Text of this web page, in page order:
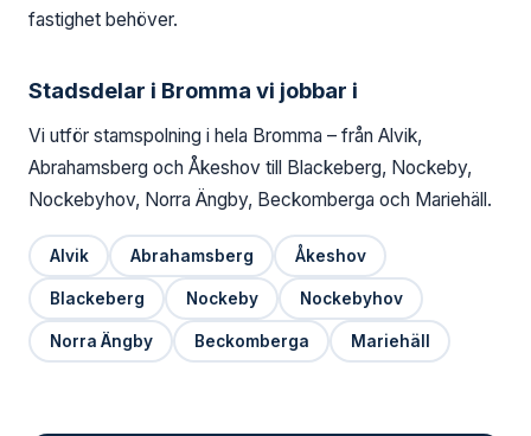
fastighet behöver.
Stadsdelar i Bromma vi jobbar i
Vi utför stamspolning i hela Bromma – från Alvik,
Abrahamsberg och Åkeshov till Blackeberg, Nockeby,
Nockebyhov, Norra Ängby, Beckomberga och Mariehäll.
Alvik Abrahamsberg Åkeshov
Blackeberg Nockeby Nockebyhov
Norra Ängby Beckomberga Mariehäll